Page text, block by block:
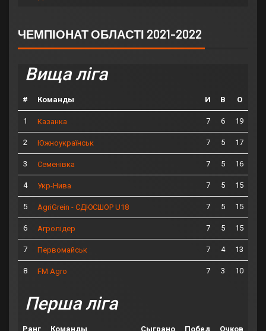
ЧЕМПІОНАТ ОБЛАСТІ 2021-2022
Вища ліга
# Команды И В О
1 Казанка 7 6 19
2 Южноукраїнськ 7 5 17
3 Семенівка 7 5 16
4 Укр-Нива 7 5 15
5 AgriGrein - СДЮСШОР U18 7 5 15
6 Агролідер 7 5 15
7 Первомайськ 7 4 13
8 FM Agro 7 3 10
Перша ліга
Ранг Команды Сыграно Побед Очков